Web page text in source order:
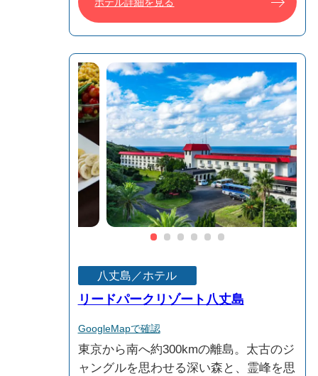
八丈島／ホテル
リードパークリゾート八丈島
GoogleMapで確認
東京から南へ約300kmの離島。太古のジ
ャングルを思わせる深い森と、霊峰を思